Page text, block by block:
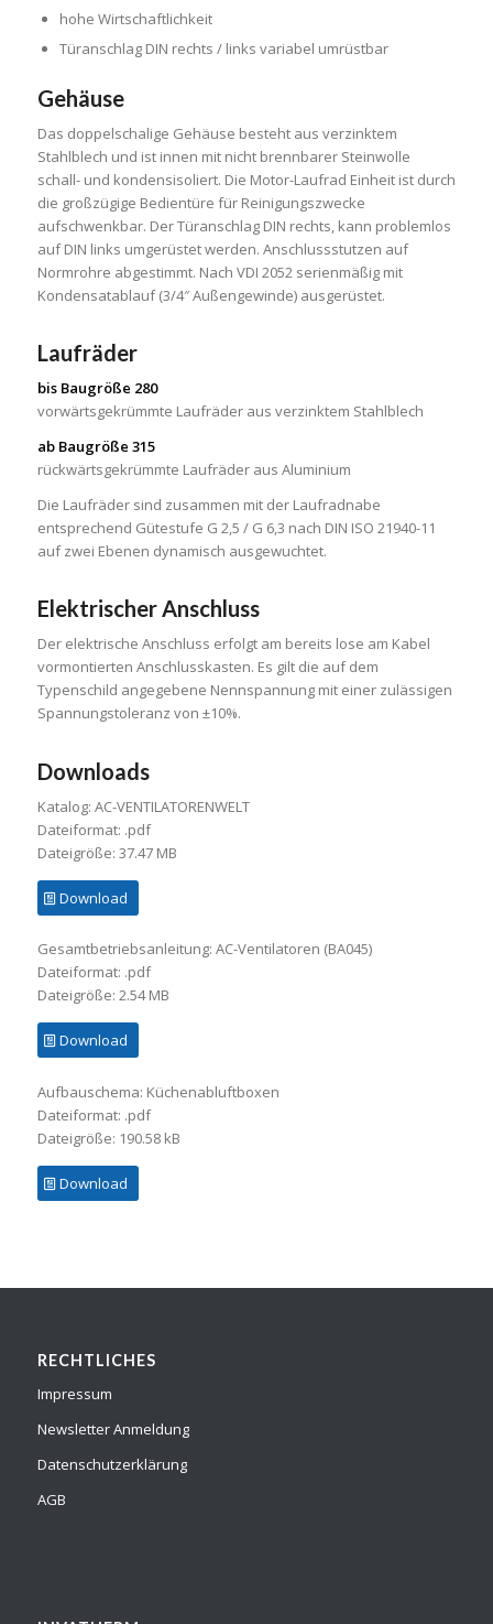
hohe Wirtschaftlichkeit
Türanschlag DIN rechts / links variabel umrüstbar
Gehäuse
Das doppelschalige Gehäuse besteht aus verzinktem
Stahlblech und ist innen mit nicht brennbarer Steinwolle
schall- und kondensisoliert. Die Motor-Laufrad Einheit ist durch
die großzügige Bedientüre für Reinigungszwecke
aufschwenkbar. Der Türanschlag DIN rechts, kann problemlos
auf DIN links umgerüstet werden. Anschlussstutzen auf
Normrohre abgestimmt. Nach VDI 2052 serienmäßig mit
Kondensatablauf (3/4″ Außengewinde) ausgerüstet.
Laufräder
bis Baugröße 280
vorwärtsgekrümmte Laufräder aus verzinktem Stahlblech
ab Baugröße 315
rückwärtsgekrümmte Laufräder aus Aluminium
Die Laufräder sind zusammen mit der Laufradnabe
entsprechend Gütestufe G 2,5 / G 6,3 nach DIN ISO 21940-11
auf zwei Ebenen dynamisch ausgewuchtet.
Elektrischer Anschluss
Der elektrische Anschluss erfolgt am bereits lose am Kabel
vormontierten Anschlusskasten. Es gilt die auf dem
Typenschild angegebene Nennspannung mit einer zulässigen
Spannungstoleranz von ±10%.
Downloads
Katalog: AC-VENTILATORENWELT
Dateiformat: .pdf
Dateigröße: 37.47 MB
Download
Gesamtbetriebsanleitung: AC-Ventilatoren (BA045)
Dateiformat: .pdf
Dateigröße: 2.54 MB
Download
Aufbauschema: Küchenabluftboxen
Dateiformat: .pdf
Dateigröße: 190.58 kB
Download
RECHTLICHES
Impressum
Newsletter Anmeldung
Datenschutzerklärung
AGB